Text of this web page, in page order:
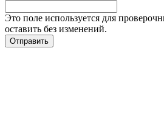
Это поле используется для
оставить без изменений.